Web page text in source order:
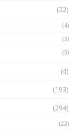
kiện ảnh hưởng
| Phổ cập
(22)
(4)
(3)
(3)
(4)
(193)
(294)
(23)